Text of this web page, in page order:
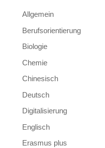
Allgemein
Berufsorientierung
Biologie
Chemie
Chinesisch
Deutsch
Digitalisierung
Englisch
Erasmus plus